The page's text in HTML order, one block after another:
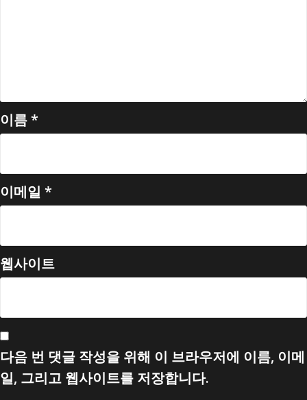
이름*
이메일 *
웹사이트
다음 번 댓글 작성을 위해 이 브라우저에 이름, 이메
일, 그리고 웹사이트를 저장합니다.